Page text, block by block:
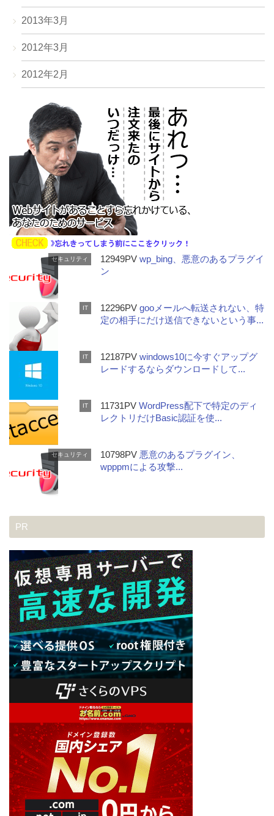
2013年3月
2012年3月
2012年2月
セキュリティ 12949PVwp_bing、悪意のあるプラグイ
ン
IT 12296PVgooメールへ転送されない、特
定の相手にだけ送信できないという事...
IT 12187PVwindows10に今すぐアップグ
レードするならダウンロードして...
IT 11731PVWordPress配下で特定のディ
レクトリだけBasic認証を使...
セキュリティ 10798PV 悪意のあるプラグイン、
wpppmによる攻撃...
PR